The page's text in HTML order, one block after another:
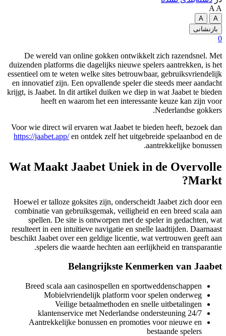
A
بازنشانی
De wereld van online gokken ontwikkelt zich razendsnel.
duizenden platforms die dagelijks nieuwe spelers aantrekken, is
essentieel om te weten welke sites betrouwbaar,
en innovatief zijn. Een opvallende speler die steeds meer
krijgt, is Jaabet. In dit artikel duiken we diep in wat Jaabet te
heeft en waarom het een interessante keuze kan zijn
Nederlandse
Voor wie direct wil ervaren wat Jaabet te bieden heeft, bezoek
https://jaabet.app/en ontdek zelf het uitgebreide spelaanbod en
aantrekkelijke
Wat Maakt Jaabet Uniek in de
Hoewel er talloze goksites zijn, onderscheidt Jaabet zich door
combinatie van gebruiksgemak, veiligheid en een breed scala
spellen. De site is ontworpen met de speler in gedachten,
resulteert in een intuïtieve navigatie en snelle laadtijden.
beschikt Jaabet over een geldige licentie, wat vertrouwen geeft
spelers die waarde hechten aan eerlijkheid en
Belangrijkste Kenmerken van
Breed scala aan casinospellen en sportweddenschappen
Mobielvriendelijk platform voor spelen onderweg
Veilige betaalmethoden en snelle uitbetalingen
24/7 klantenservice met Nederlandse ondersteuning
Aantrekkelijke bonussen en promoties voor nieuwe en
bestaande spelers